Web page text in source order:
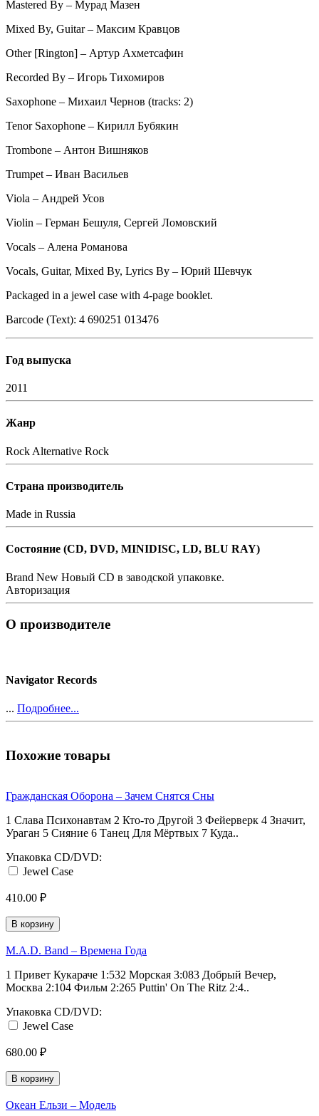
Mastered By – Мурад Мазен
Mixed By, Guitar – Максим Кравцов
Other [Rington] – Артур Ахметсафин
Recorded By – Игорь Тихомиров
Saxophone – Михаил Чернов (tracks: 2)
Tenor Saxophone – Кирилл Бубякин
Trombone – Антон Вишняков
Trumpet – Иван Васильев
Viola – Андрей Усов
Violin – Герман Бешуля, Сергей Ломовский
Vocals – Алена Романова
Vocals, Guitar, Mixed By, Lyrics By – Юрий Шевчук
Packaged in a jewel case with 4-page booklet.
Barcode (Text): 4 690251 013476
Год выпуска
2011
Жанр
Rock Alternative Rock
Страна производитель
Made in Russia
Состояние (СD, DVD, MINIDISC, LD, BLU RAY)
Brand New Новый CD в заводской упаковке.
Авторизация
О производителе
Navigator Records
... Подробнее...
Похожие товары
Гражданская Оборона ‎– Зачем Снятся Сны
1 Слава Психонавтам 2 Кто-то Другой 3 Фейерверк 4 Значит,
Ураган 5 Сияние 6 Танец Для Мёртвых 7 Куда..
Упаковка CD/DVD:
Jewel Case
410.00 ₽
В корзину
M.A.D. Band ‎– Времена Года
1 Привет Кукараче 1:532 Морская 3:083 Добрый Вечер,
Москва 2:104 Фильм 2:265 Puttin' On The Ritz 2:4..
Упаковка CD/DVD:
Jewel Case
680.00 ₽
В корзину
Океан Ельзи ‎– Модель